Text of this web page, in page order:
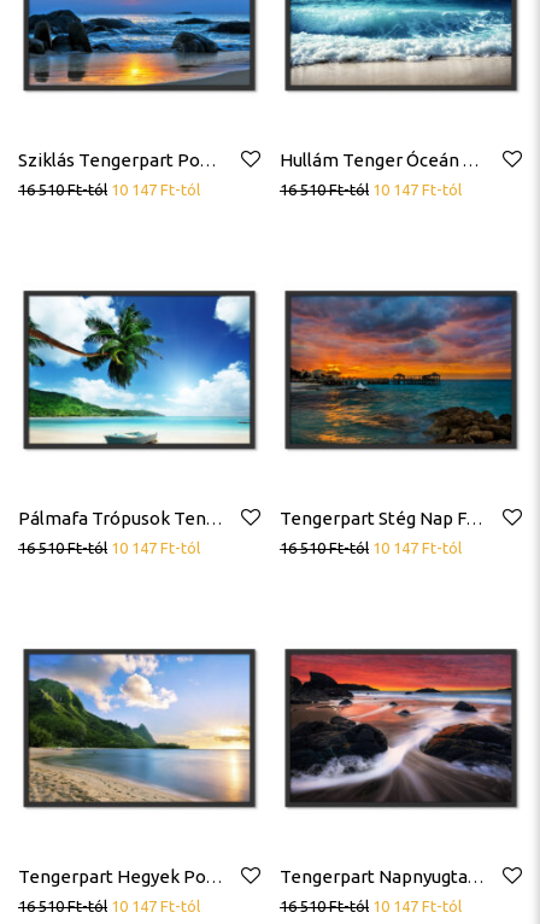
Sziklás Tengerpart Poszter
16 510Ft-tól 10 147 Ft-tól
Hullám Tenger Óceán Tengerpart Poszter
16 510Ft-tól 10 147 Ft-tól
Pálmafa Trópusok Tengerpart Poszter
16 510Ft-tól 10 147 Ft-tól
Tengerpart Stég Nap Felhők Poszter
16 510Ft-tól 10 147 Ft-tól
Tengerpart Hegyek Poszter
16 510Ft-tól 10 147 Ft-tól
Tengerpart Napnyugta Színes Felhők Sziklák Poszter
16 510Ft-tól 10 147 Ft-tól